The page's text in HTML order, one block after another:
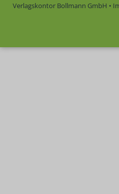
Verlagskontor Bollmann GmbH •